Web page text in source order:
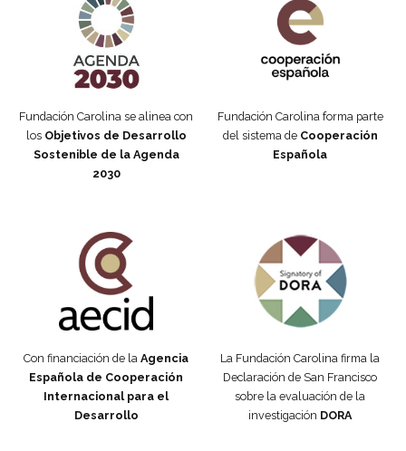
Fundación Carolina se alinea con
los Objetivos de Desarrollo
Sostenible de la Agenda
2030
Fundación Carolina forma parte
del sistema de Cooperación
Española
Con financiación de la Agencia
Española de Cooperación
Internacional para el
Desarrollo
La Fundación Carolina firma la
Declaración de San Francisco
sobre la evaluación de la
investigación DORA